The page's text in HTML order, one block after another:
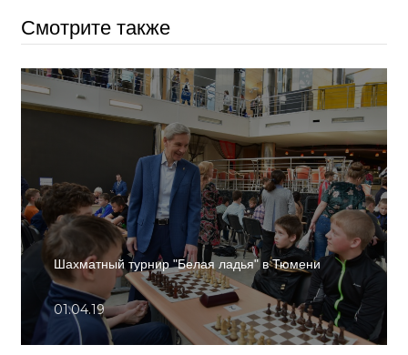
Смотрите также
Шахматный турнир "Белая ладья" в Тюмени
01.04.19